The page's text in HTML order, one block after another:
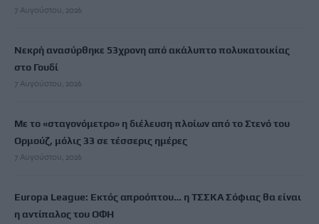
7 Αυγούστου, 2026
Νεκρή ανασύρθηκε 53χρονη από ακάλυπτο πολυκατοικίας
στο Γουδί
7 Αυγούστου, 2026
Με το «σταγονόμετρο» η διέλευση πλοίων από το Στενό του
Ορμούζ, μόλις 33 σε τέσσερις ημέρες
7 Αυγούστου, 2026
Europa League: Εκτός απροόπτου… η ΤΣΣΚΑ Σόφιας θα είναι
η αντίπαλος του ΟΦΗ